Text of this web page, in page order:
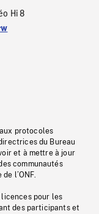
Hi 8
protocoles
du Bureau
et à mettre à jour
communautés
l’ONF.
licences pour les
des participants et